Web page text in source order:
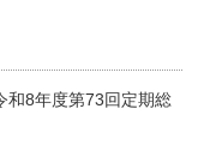
和8年度第73回定期総